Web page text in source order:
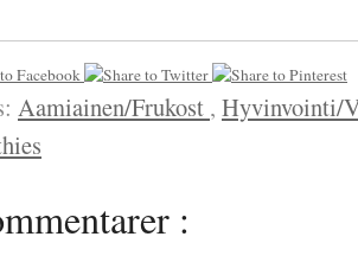
Aamiainen/Frukost , Hyvinvointi/
: